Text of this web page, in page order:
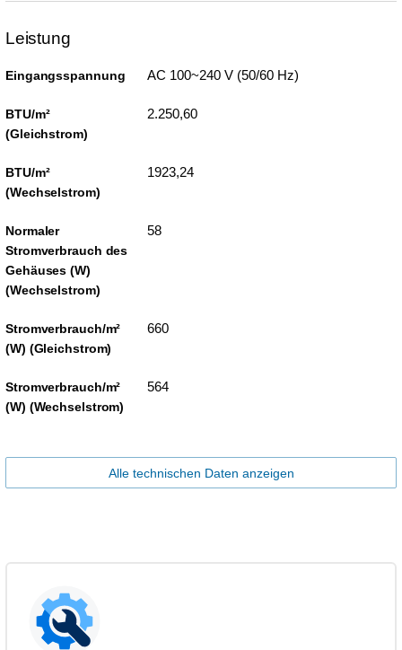
Leistung
Eingangsspannung AC 100~240 V (50/60 Hz)
BTU/m²
(Gleichstrom)
2.250,60
BTU/m²
(Wechselstrom)
1923,24
Normaler
Stromverbrauch des
Gehäuses (W)
(Wechselstrom)
58
Stromverbrauch/m²
(W) (Gleichstrom)
660
Stromverbrauch/m²
(W) (Wechselstrom)
564
Alle technischen Daten anzeigen